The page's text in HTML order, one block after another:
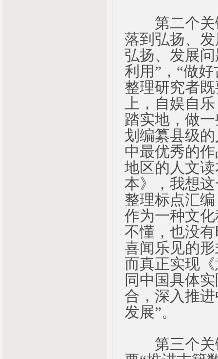
第二个关
落到弘扬、
弘扬、发展
利用”，“做
整理研究者
上，自娱自
踏实地，做
划编纂县级
中最优秀的
地区的人文
本》，我想
整理标点汇
作为一种文
不懂，也没
喜闻乐见的
而真正实现
同中国具体
合，深入推
发展”。
第三个关